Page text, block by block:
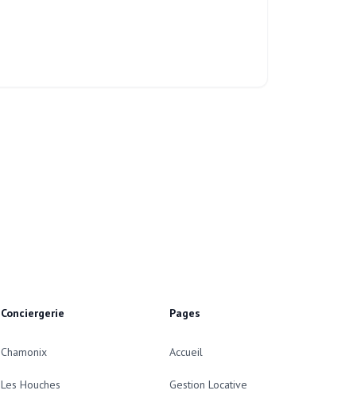
Conciergerie
Chamonix
Les Houches
Pages
Accueil
Gestion Locative